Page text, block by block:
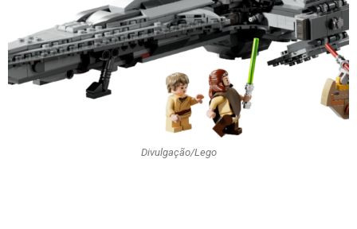
Divulgação/Lego